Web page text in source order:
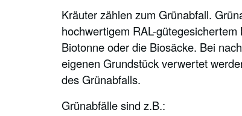
Kräuter zählen zum Grünabfall.
hochwertigem RAL-
Biotonne oder die Biosäcke. Bei
eigenen Grundstück verwertet
des Grünabfalls.
Grünabfälle sind z.B.: